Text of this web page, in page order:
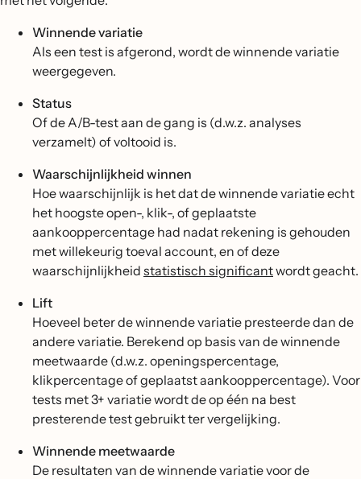
Winnende variatie
Als een test is afgerond, wordt de winnende variatie
weergegeven.
Status
Of de A/B-test aan de gang is (d.w.z. analyses
verzamelt) of voltooid is.
Waarschijnlijkheid winnen
Hoe waarschijnlijk is het dat de winnende variatie echt
het hoogste open-, klik-, of geplaatste
aankooppercentage had nadat rekening is gehouden
met willekeurig toeval account, en of deze
waarschijnlijkheid statistisch significantwordt geacht.
Lift
Hoeveel beter de winnende variatie presteerde dan de
andere variatie. Berekend op basis van de winnende
meetwaarde (d.w.z. openingspercentage,
klikpercentage of geplaatst aankooppercentage). Voor
tests met 3+ variatie wordt de op één na best
presterende test gebruikt ter vergelijking.
Winnende meetwaarde
De resultaten van de winnende variatie voor de